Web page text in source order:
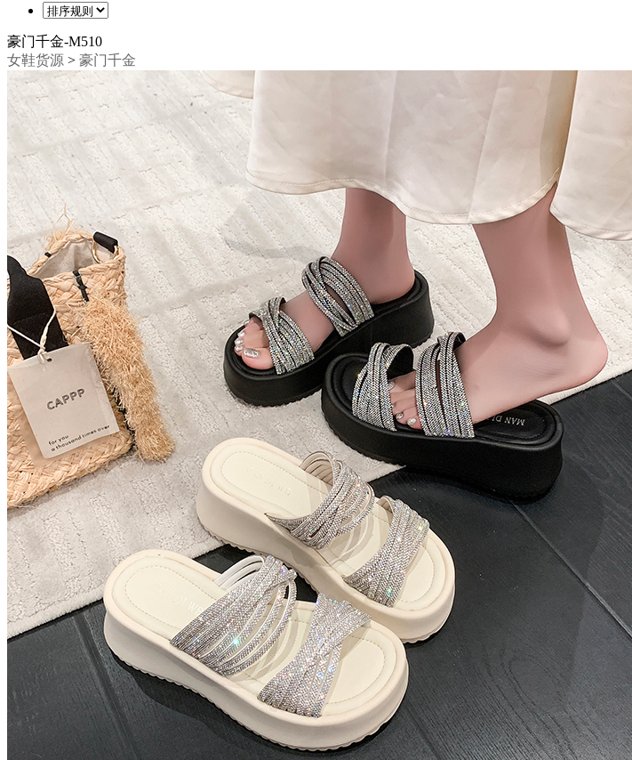
豪门千金-M510
女鞋货源 > 豪门千金